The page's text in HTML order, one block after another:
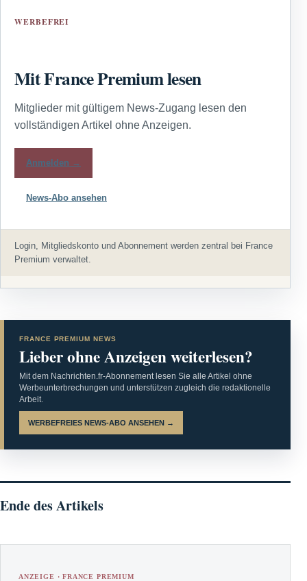
WERBEFREI
Mit France Premium lesen
Mitglieder mit gültigem News-Zugang lesen den
vollständigen Artikel ohne Anzeigen.
Anmelden →
News-Abo ansehen
Login, Mitgliedskonto und Abonnement werden zentral bei France
Premium verwaltet.
FRANCE PREMIUM NEWS
Lieber ohne Anzeigen weiterlesen?
Mit dem Nachrichten.fr-Abonnement lesen Sie alle Artikel ohne
Werbeunterbrechungen und unterstützen zugleich die redaktionelle
Arbeit.
WERBEFREIES NEWS-ABO ANSEHEN →
Ende des Artikels
ANZEIGE · FRANCE PREMIUM